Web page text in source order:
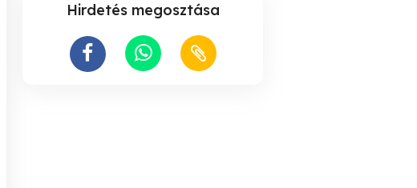
Hirdetés megosztása